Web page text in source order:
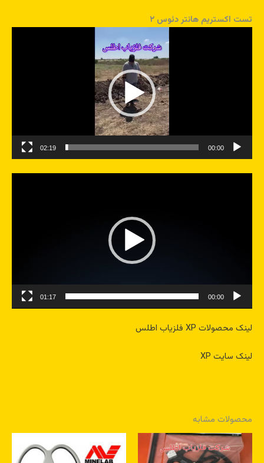
تست اکستریم هانتر دئوس ۲
00:00
02:19
00:00
01:17
لینک محصولات XP فلزیاب اطلس
لینک سایت XP
محصولات مشابه